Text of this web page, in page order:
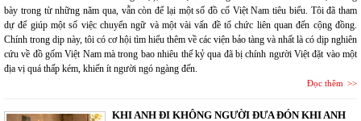
bày trong từ những năm qua, vẫn còn để lại một số đồ cổ Việt Nam tiêu biểu. Tôi đã tham
dự để giúp một số việc chuyển ngữ và một vài vấn đề tổ chức liên quan đến cộng đồng.
Chính trong dịp này, tôi có cơ hội tìm hiểu thêm về các viện bảo tàng và nhất là có dịp nghiên
cứu về đồ gốm Việt Nam mà trong bao nhiêu thế kỷ qua đã bị chính người Việt đặt vào một
địa vị quá thấp kém, khiến ít người ngó ngàng đến.
Đọc thêm
KHI ANH ĐI KHÔNG NGƯỜI ĐƯA ĐÓN KHI ANH